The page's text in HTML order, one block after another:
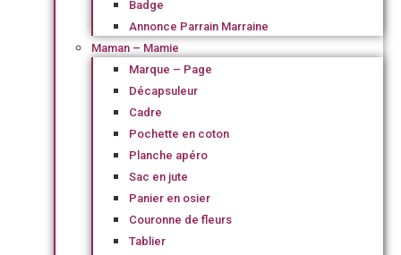
Badge
Annonce Parrain Marraine
Maman – Mamie
Marque – Page
Décapsuleur
Cadre
Pochette en coton
Planche apéro
Sac en jute
Panier en osier
Couronne de fleurs
Tablier